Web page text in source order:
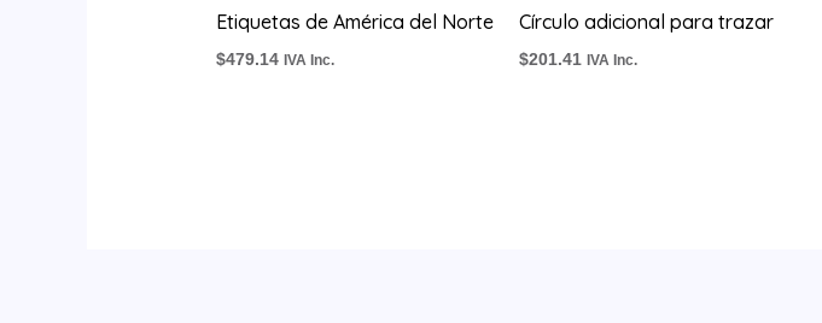
Etiquetas de América del Norte
$479.14 IVA Inc.
Círculo adicional para trazar
$201.41 IVA Inc.